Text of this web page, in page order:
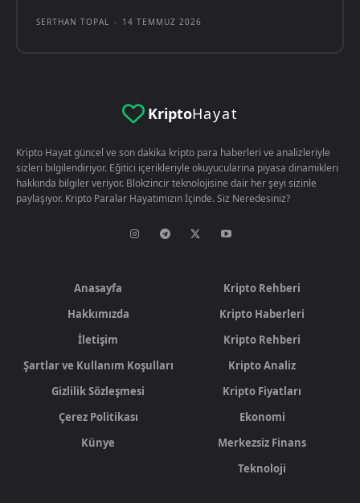
SERTHAN TOPAL - 14 TEMMUZ 2026
KriptoHayat
Kripto Hayat güncel ve son dakika kripto para haberleri ve analizleriyle
sizleri bilgilendiriyor. Eğitici içerikleriyle okuyucularina piyasa dinamikleri
hakkında bilgiler veriyor. Blokzincir teknolojisine dair her şeyi sizinle
paylaşıyor. Kripto Paralar Hayatımızın İçinde. Siz Neredesiniz?
Anasayfa
Hakkımızda
İletişim
Şartlar ve Kullanım Koşulları
Gizlilik Sözleşmesi
Çerez Politikası
Künye
Kripto Rehberi
Kripto Haberleri
Kripto Rehberi
Kripto Analiz
Kripto Fiyatları
Ekonomi
Merkezsiz Finans
Teknoloji